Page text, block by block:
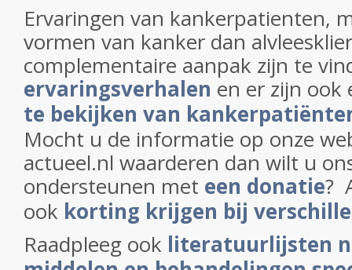
Ervaringen van kankerpatienten,
vormen van kanker dan
complementaire aanpak zijn te
ervaringsverhalen en er zijn
te bekijken van
Mocht u de informatie op onze
actueel.nl waarderen dan wilt u
ondersteunen met een donatie?
ook korting krijgen bij
Raadpleeg ook literatuurlijsten